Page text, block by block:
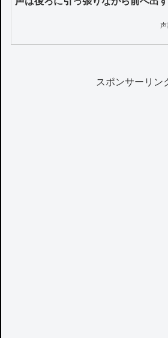
声
スポンサーリン